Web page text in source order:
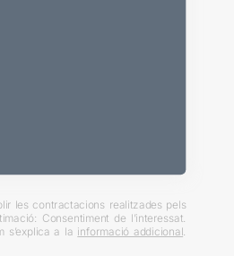
les contractacions realitzades pels
Consentiment de l’interessat.
s’explica a la informació addicional